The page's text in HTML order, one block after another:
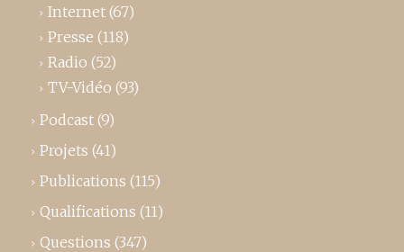
Internet (67)
Presse (118)
Radio (52)
TV-Vidéo (93)
Podcast (9)
Projets (41)
Publications (115)
Qualifications (11)
Questions (347)